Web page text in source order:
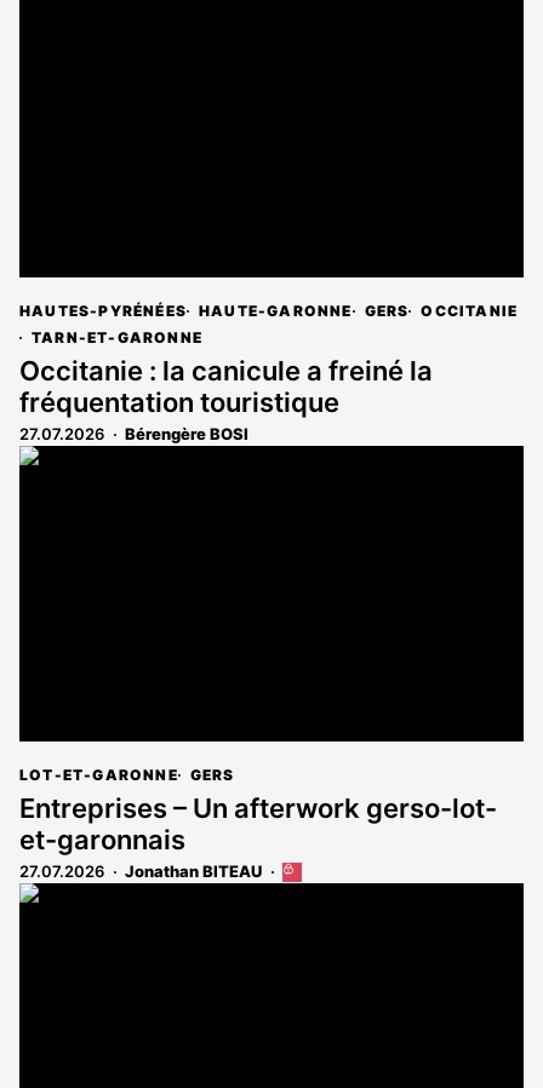
HAUTES-PYRÉNÉES HAUTE-GARONNE GERS
OCCITANIE
TARN-ET-GARONNE
Occitanie : la canicule a freiné la
fréquentation touristique
27.07.2026 Bérengère BOSI
LOT-ET-GARONNE GERS
Entreprises – Un afterwork gerso-lot-
et-garonnais
27.07.2026 Jonathan BITEAU
Cet